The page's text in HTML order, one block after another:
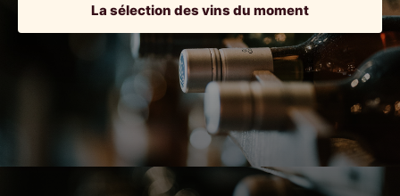
La sélection des vins du moment